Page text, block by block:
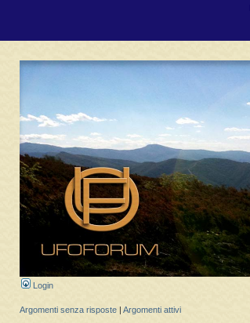
Login
Argomenti senza risposte Argomenti attivi